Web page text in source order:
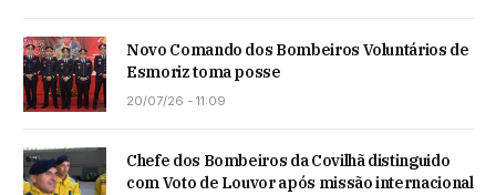
Novo Comando dos Bombeiros Voluntários de
Esmoriz toma posse
20/07/26 - 11:09
Chefe dos Bombeiros da Covilhã distinguido
com Voto de Louvor após missão internacional